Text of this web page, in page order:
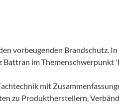
vorbeugenden Brandschutz.
im Themenschwerpunkt
mit
zu Produktherstellern,